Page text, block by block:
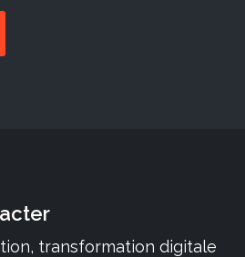
transformation digitale